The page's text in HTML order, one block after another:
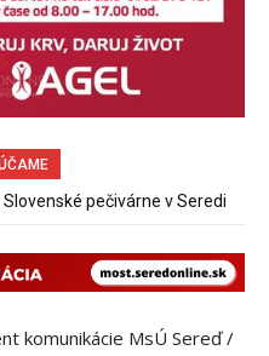
pečivárne v Seredi
s výborným napojením na
komunikácie MsÚ Sereď /